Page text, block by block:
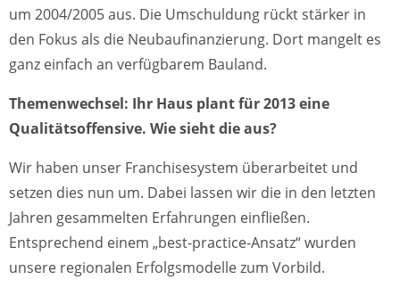
um 2004/2005 aus. Die Umschuldung rückt stärker in
den Fokus als die Neubaufinanzierung. Dort mangelt es
ganz einfach an verfügbarem Bauland.
Themenwechsel: Ihr Haus plant für 2013 eine
Qualitätsoffensive. Wie sieht die aus?
Wir haben unser Franchisesystem überarbeitet und
setzen dies nun um. Dabei lassen wir die in den letzten
Jahren gesammelten Erfahrungen einfließen.
Entsprechend einem „best-practice-Ansatz“ wurden
unsere regionalen Erfolgsmodelle zum Vorbild.